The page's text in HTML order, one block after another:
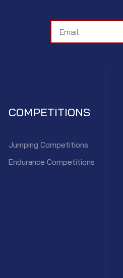
COMPETITIONS
Jumping Competitions
Endurance Competitions